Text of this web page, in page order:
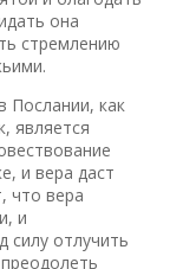
она
стремлению
Послании, как
является
и вера даст
что вера
и
силу отлучить